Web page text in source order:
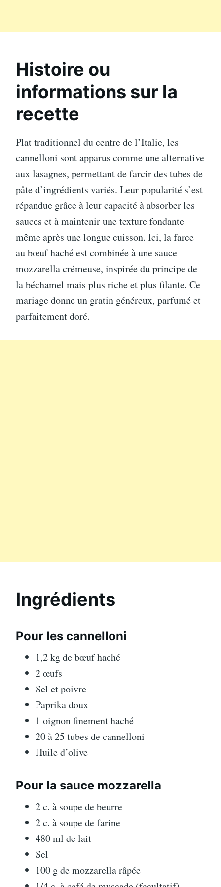
Histoire ou
informations sur la
recette
Plat traditionnel du centre de l’Italie, les
cannelloni sont apparus comme une alternative
aux lasagnes, permettant de farcir des tubes de
pâte d’ingrédients variés. Leur popularité s’est
répandue grâce à leur capacité à absorber les
sauces et à maintenir une texture fondante
même après une longue cuisson. Ici, la farce
au bœuf haché est combinée à une sauce
mozzarella crémeuse, inspirée du principe de
la béchamel mais plus riche et plus filante. Ce
mariage donne un gratin généreux, parfumé et
parfaitement doré.
Ingrédients
Pour les cannelloni
1,2 kg de bœuf haché
2 œufs
Sel et poivre
Paprika doux
1 oignon finement haché
20 à 25 tubes de cannelloni
Huile d’olive
Pour la sauce mozzarella
2 c. à soupe de beurre
2 c. à soupe de farine
480 ml de lait
Sel
100 g de mozzarella râpée